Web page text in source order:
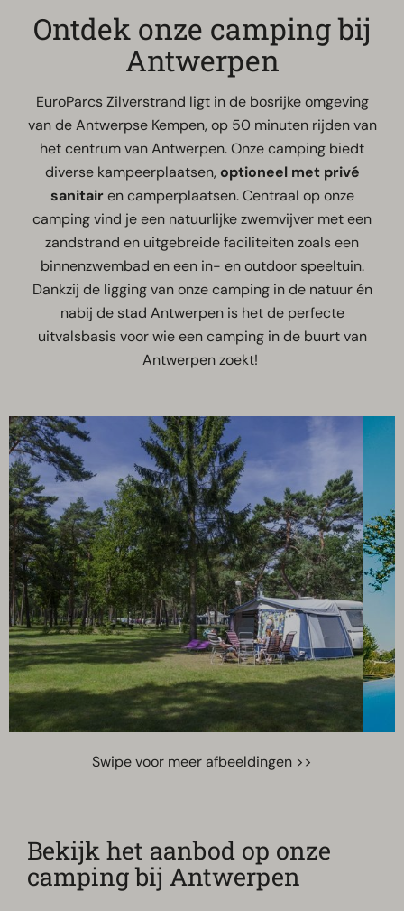
Ontdek onze camping bij
Antwerpen
EuroParcs Zilverstrand ligt in de bosrijke omgeving
van de Antwerpse Kempen, op 50 minuten rijden van
het centrum van Antwerpen. Onze camping biedt
diverse kampeerplaatsen,optioneel met privé
sanitairen camperplaatsen. Centraal op onze
camping vind je een natuurlijke zwemvijver met een
zandstrand en uitgebreide faciliteiten zoals een
binnenzwembad en een in- en outdoor speeltuin.
Dankzij de ligging van onze camping in de natuur én
nabij de stad Antwerpen is het de perfecte
uitvalsbasis voor wie een camping in de buurt van
Antwerpen zoekt!
Swipe voor meer afbeeldingen >>
Bekijk het aanbod op onze
camping bij Antwerpen